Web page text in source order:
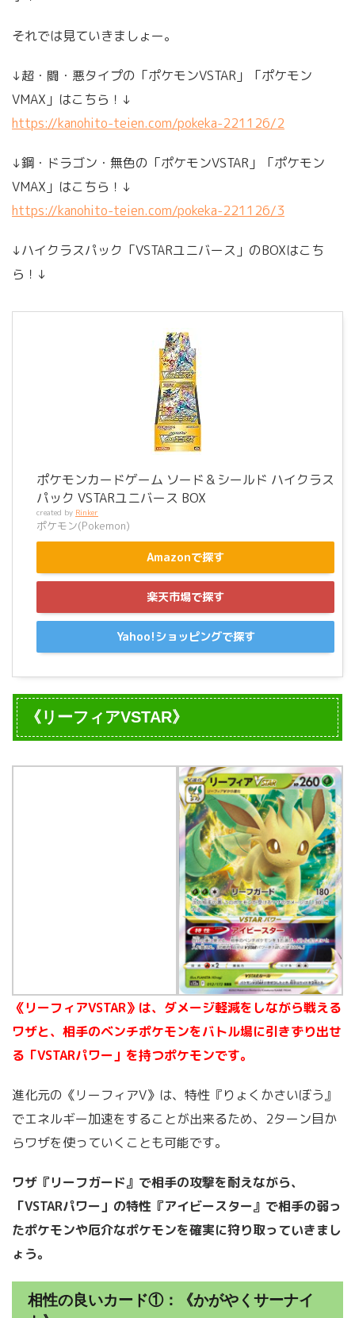
それでは見ていきましょー。
↓超・闘・悪タイプの「ポケモンVSTAR」「ポケモン
VMAX」はこちら！↓
https://kanohito-teien.com/pokeka-221126/2
↓鋼・ドラゴン・無色の「ポケモンVSTAR」「ポケモン
VMAX」はこちら！↓
https://kanohito-teien.com/pokeka-221126/3
↓ハイクラスパック「VSTARユニバース」のBOXはこち
ら！↓
ポケモンカードゲーム ソード＆シールド ハイクラス
パック VSTARユニバース BOX
created by Rinker
ポケモン(Pokemon)
Amazonで探す
楽天市場で探す
Yahoo!ショッピングで探す
《リーフィアVSTAR》
《リーフィアVSTAR》は、ダメージ軽減をしながら戦える
ワザと、相手のベンチポケモンをバトル場に引きずり出せ
る「VSTARパワー」を持つポケモンです。
進化元の《リーフィアV》は、特性『りょくかさいぼう』
でエネルギー加速をすることが出来るため、2ターン目か
らワザを使っていくことも可能です。
ワザ『リーフガード』で相手の攻撃を耐えながら、
「VSTARパワー」の特性『アイビースター』で相手の弱っ
たポケモンや厄介なポケモンを確実に狩り取っていきまし
ょう。
相性の良いカード①：《かがやくサーナイ